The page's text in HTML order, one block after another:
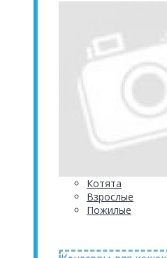
Котята
Взрослые
Пожилые